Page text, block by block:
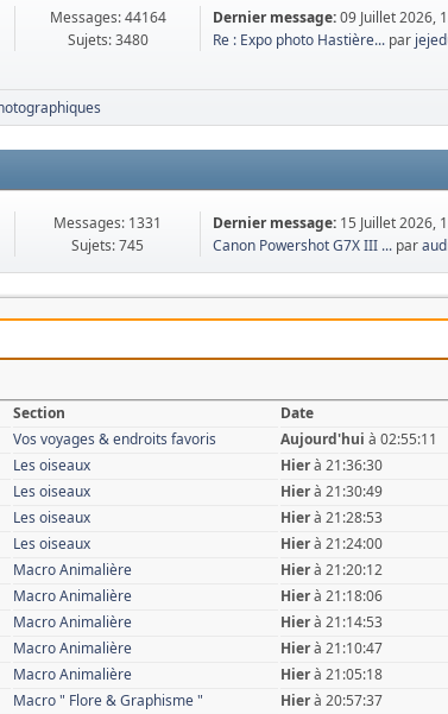
Messages: 44164
Sujets: 3480
Dernier message:09 Juillet 2026,
Re : Expo photo Hastière... par
Messages: 1331
Sujets: 745
Dernier message: 15 Juillet 2026,
Canon Powershot G7X III ... par
Section
Date
Vos voyages & endroits favoris Aujourd'hui à 02:55:11
Les oiseaux Hierà 21:36:30
Les oiseaux Hierà 21:30:49
Les oiseaux Hierà 21:28:53
Les oiseaux Hierà 21:24:00
Macro Animalière Hierà 21:20:12
Macro Animalière Hierà 21:18:06
Macro Animalière Hierà 21:14:53
Macro Animalière Hierà 21:10:47
Macro Animalière Hierà 21:05:18
Macro " Flore & Graphisme " Hierà 20:57:37